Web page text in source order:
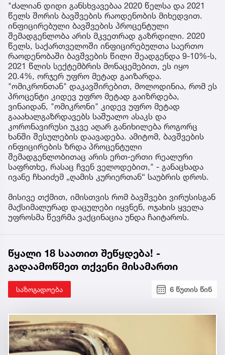
"ძალიან დიდი განსხვავებაა 2020 წელსა და 2021
წელს შორის ბავშვების რაოდენობის მიხედვით.
ინფიცირებული ბავშვების პროცენტული
შემადგენლობა არის მკვეთრად გაზრდილი. 2020
წელს, საქართველოში ინფიცირებულთა საერთო
რაოდენობაში ბავშვების წილი შეადგენდა 9-10%-ს,
2021 წლის სექტემბრის მონაცემებით, ეს იყო
20.4%, ორჯერ უფრო მეტად გაიზარდა.
"ომიკრონთან" დაკავშირებით, მოლოდინია, რომ ეს
პროცენტი კიდევ უფრო მეტად გაიზრდება,
ვინაიდან, "ომიკრონი" კიდევ უფრო მეტად
გააახალგაზრდავებს საშუალო ასაკს და
კორონავირუსი უკვე აღარ განიხილება როგორც
ხანში შესულების დაავადება. ამიტომ, ბავშვების
ინფიცირების ზრდა პროცენტული
შემადგენლობითაც არის ერთ-ერთი რეალური
საფრთხე, რასაც ჩვენ ველოდებით," - განაცხადა
ივანე ჩხაიძემ „ღამის კურიერთან“ საუბრის დროს.
მისივე თქმით, იმისთვის რომ ბავშვები ვირუსისგან
მაქსიმალურად დაცულები იყვნენ, ოჯახის ყველა
უფროსმა წევრმა ვაქცინაცია უნდა ჩაიტაროს.
წყალი 18 საათით შეწყდება! -
გადაამოწმეთ თქვენი მისამართი
საზოგადოება 6 წუთის წინ